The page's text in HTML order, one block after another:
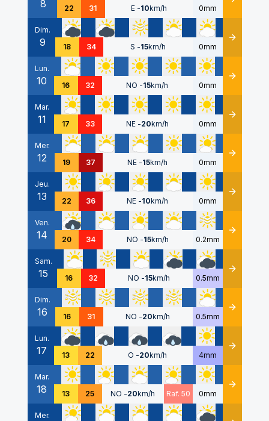
8 22 31 E -10km/h 0mm Détails
Dim.
9 18 34 S -15km/h 0mm Détails
Lun.
10 16 32 NO -15km/h 0mm Détails
Mar.
11 17 33 NE -20km/h 0mm Détails
Mer.
12 19 37 NE -15km/h 0mm Détails
Jeu.
13 22 36 NE -10km/h 0mm Détails
Ven.
14 20 34 NO -15km/h 0.2mm Détails
Sam.
15 16 32 NO -15km/h 0.5mm Détails
Dim.
16 16 31 NO -20km/h 0.5mm Détails
Lun.
17 13 22 O -20km/h 4mm Détails
Mar.
18 13 25 NO -20km/h Raf. 50 0mm Détails
Mer.